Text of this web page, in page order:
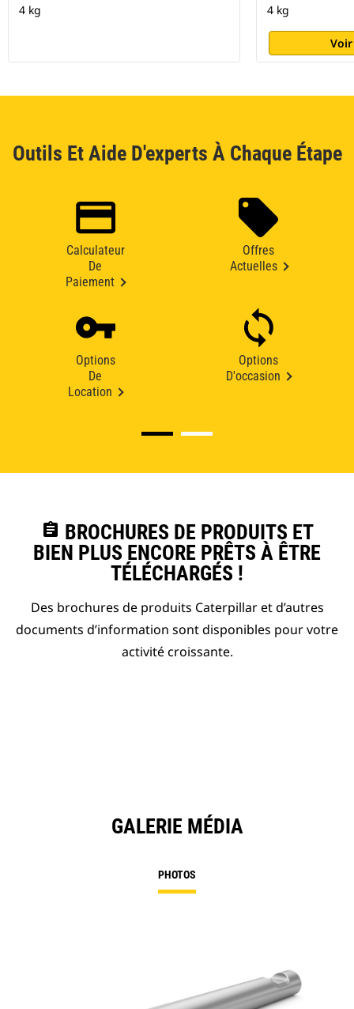
4 kg 4 kg
Outils Et Aide D'experts À Chaque Étape
Calculateur
De
Paiement
Offres
Actuelles
Options
De
Location
Options
D'occasion
assignment BROCHURES DE PRODUITS ET
BIEN PLUS ENCORE PRÊTS À ÊTRE
TÉLÉCHARGÉS !
Des brochures de produits Caterpillar et d’autres
documents d’information sont disponibles pour votre
activité croissante.
GALERIE MÉDIA
PHOTOS